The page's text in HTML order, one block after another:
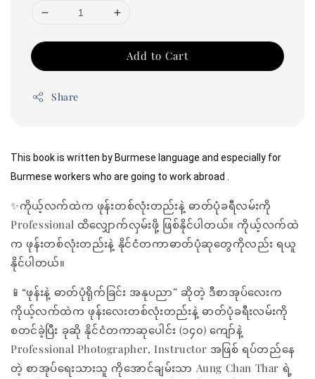
Add to Cart
Share
This book is written by Burmese language and especially for
Burmese workers who are going to work abroad .
✨ကိုယ့်လက်ထဲက ဖုန်းတစ်လုံးတည်းနဲ့ ဓာတ်ပုံခရီလမ်းကို
Professional ထိလျှောက်လှမ်းဖို့ ဖြစ်နိုင်ပါတယ်။ ကိုယ့်လက်ထဲ
က ဖုန်းတစ်လုံးတည်းနဲ့ နိုင်ငံတကာဓာတ်ပုံဆုတွေကိုလည်း ရယူ
နိုင်ပါတယ်။
📱“ဖုန်းနဲ့ ဓာတ်ပုံရိုက်ခြင်း အနုပညာ” ဆိုတဲ့ ဒီစာအုပ်လေးက
ကိုယ့်လက်ထဲက ဖုန်းလေးတစ်လုံးတည်းနဲ့ ဓာတ်ပုံခရီးလမ်းကို
စတင်ခဲ့ပြီး ခုဆို နိုင်ငံတကာဆု‌ပေါင်း (၁၄၀) ကျော်နဲ့
Professional Photographer, Instructor အဖြစ် ရပ်တည်နေ
တဲ့ စာအုပ်ရေးသားသူ ကိုအောင်ချမ်းသာ Aung Chan Thar ရဲ့